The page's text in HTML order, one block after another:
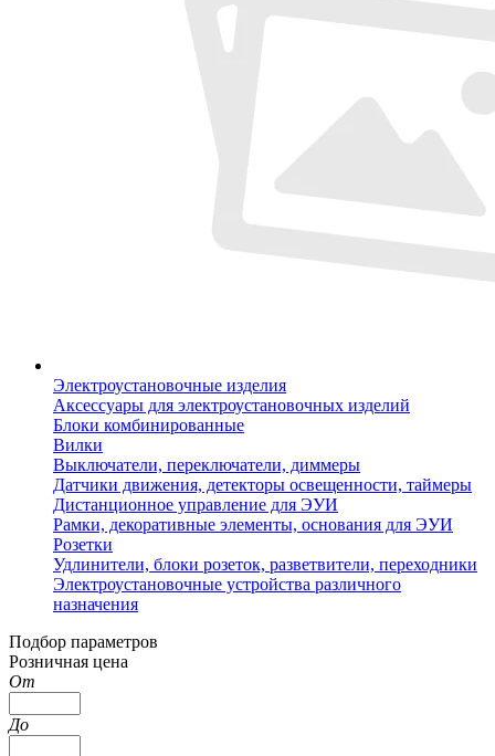
Электроустановочные изделия
Аксессуары для электроустановочных изделий
Блоки комбинированные
Вилки
Выключатели, переключатели, диммеры
Датчики движения, детекторы освещенности, таймеры
Дистанционное управление для ЭУИ
Рамки, декоративные элементы, основания для ЭУИ
Розетки
Удлинители, блоки розеток, разветвители, переходники
Электроустановочные устройства различного
назначения
Подбор параметров
Розничная цена
От
До